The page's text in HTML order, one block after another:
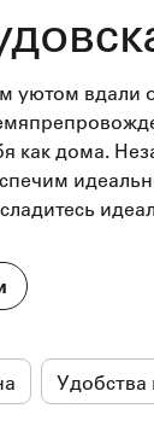
вдали
как дома.
Удобства